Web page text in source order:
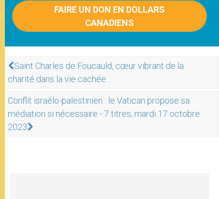
FAIRE UN DON EN DOLLARS
CANADIENS
Saint Charles de Foucauld, cœur vibrant de la
charité dans la vie cachée
Conflit israélo-palestinien : le Vatican propose sa
médiation si nécessaire - 7 titres, mardi 17 octobre
2023